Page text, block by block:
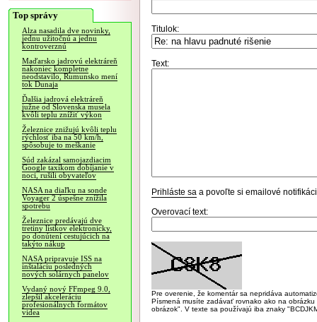
Top správy
Alza nasadila dve novinky,
jednu užitočnú a jednu
kontroverznú
Maďarsko jadrovú elektráreň
nakoniec kompletne
neodstavilo, Rumunsko mení
tok Dunaja
Ďalšia jadrová elektráreň
južne od Slovenska musela
kvôli teplu znížiť výkon
Železnice znižujú kvôli teplu
rýchlosť iba na 50 km/h,
spôsobuje to meškanie
Súd zakázal samojazdiacim
Google taxíkom dobíjanie v
noci, rušili obyvateľov
NASA na diaľku na sonde
Voyager 2 úspešne znížila
spotrebu
Železnice predávajú dve
tretiny lístkov elektronicky,
po donútení cestujúcich na
takýto nákup
NASA pripravuje ISS na
inštaláciu posledných
nových solárnych panelov
Vydaný nový FFmpeg 9.0,
zlepšil akceleráciu
profesionálnych formátov
videa
Titulok:
Text:
Prihláste sa a povoľte si emailové
Overovací text:
Pre overenie, že komentár sa nepridáva
Písmená musíte zadávať rovnako ako na
obrázok". V texte sa používajú iba znaky